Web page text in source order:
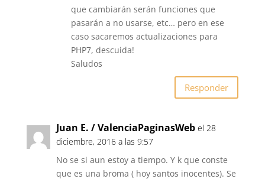
que cambiarán serán funciones que
pasarán a no usarse, etc… pero en ese
caso sacaremos actualizaciones para
PHP7, descuida!
Saludos
Responder
Juan E. / ValenciaPaginasWeb el 28
diciembre, 2016 a las 9:57
No se si aun estoy a tiempo. Y k que conste
que es una broma ( hoy santos inocentes). Se